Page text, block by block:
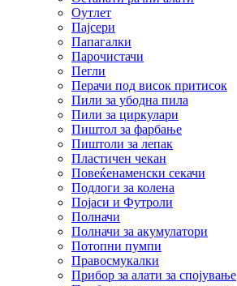
Оутлет
Пајсери
Папагалки
Парочистачи
Пегли
Перачи под висок притисок
Пили за убодна пила
Пили за циркулари
Пиштол за фарбање
Пиштоли за лепак
Пластичен чекан
Повеќенаменски секачи
Подлоги за колена
Појаси и Футроли
Полначи
Полначи за акумулатори
Потопни пумпи
Правосмукалки
Прибор за алати за спојување